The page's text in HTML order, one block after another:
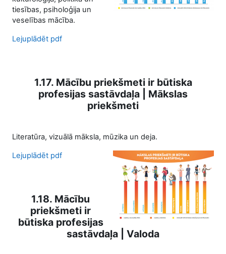
tiesības, psiholoģija un
veselības mācība.
Lejuplādēt pdf
1.17. Mācību priekšmeti ir būtiska
profesijas sastāvdaļa | Mākslas
priekšmeti
Literatūra, vizuālā māksla, mūzika un deja.
Lejuplādēt pdf
1.18. Mācību
priekšmeti ir
būtiska profesijas
sastāvdaļa | Valoda